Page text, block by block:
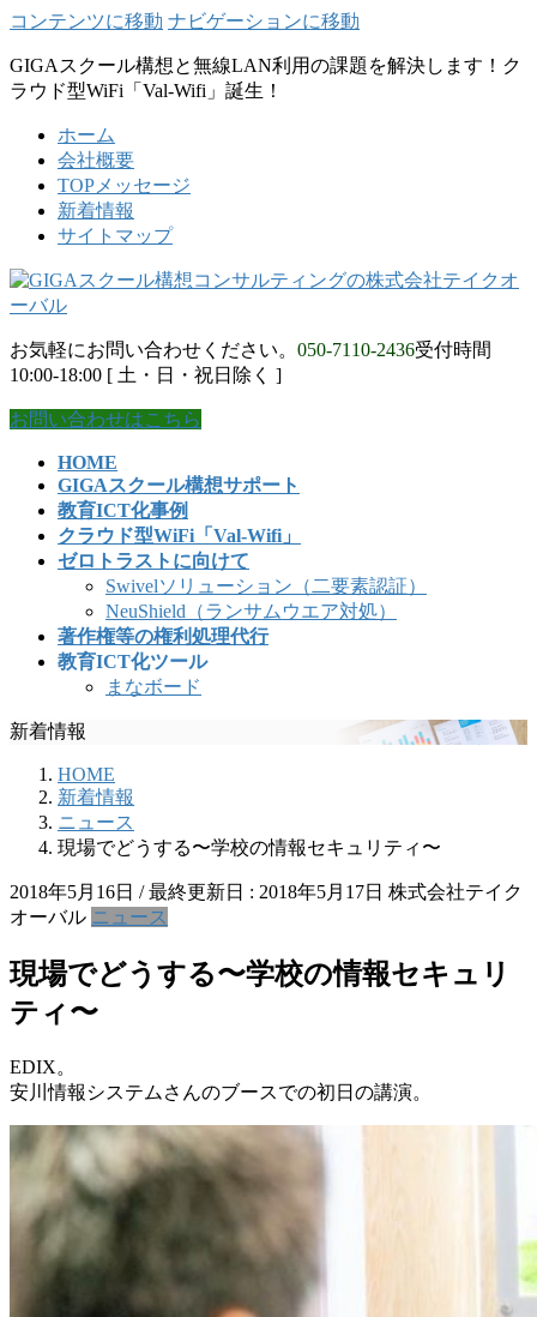
コンテンツに移動 ナビゲーションに移動
GIGAスクール構想と無線LAN利用の課題を解決します！ク
ラウド型WiFi「Val-Wifi」誕生！
ホーム
会社概要
TOPメッセージ
新着情報
サイトマップ
お気軽にお問い合わせください。 050-7110-2436受付時間
10:00-18:00 [ 土・日・祝日除く ]
お問い合わせはこちら
HOME
GIGAスクール構想サポート
教育ICT化事例
クラウド型WiFi「Val-Wifi」
ゼロトラストに向けて
Swivelソリューション（二要素認証）
NeuShield（ランサムウエア対処）
著作権等の権利処理代行
教育ICT化ツール
まなボード
新着情報
HOME
新着情報
ニュース
現場でどうする〜学校の情報セキュリティ〜
2018年5月16日 / 最終更新日 : 2018年5月17日 株式会社テイク
オーバル ニュース
現場でどうする〜学校の情報セキュリ
ティ〜
EDIX。
安川情報システムさんのブースでの初日の講演。